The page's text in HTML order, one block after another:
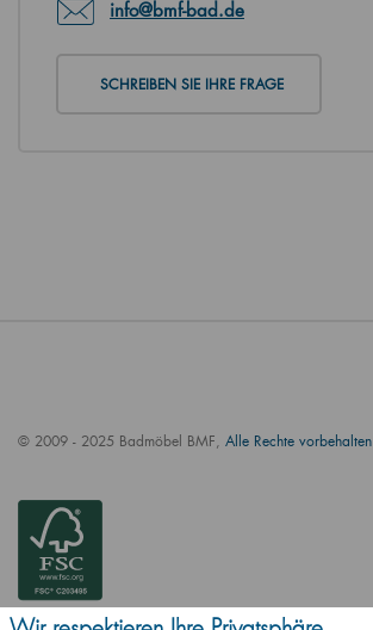
info@bmf-bad.de
SCHREIBEN SIE IHRE FRAGE
© 2009 - 2025 Badmöbel BMF, Alle Rechte vorbehalten